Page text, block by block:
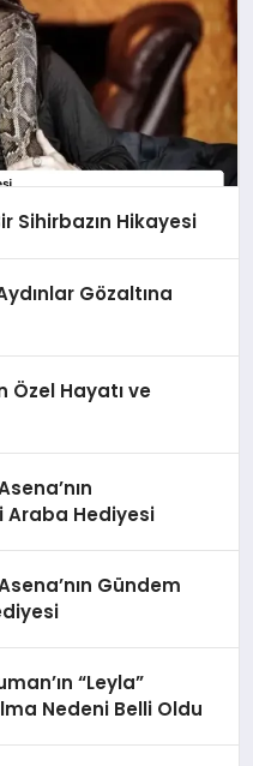
Sihirbazın Hikayesi
Gözaltına
Özel Hayatı ve
Araba Hediyesi
Gündem
“Leyla”
Nedeni Belli Oldu